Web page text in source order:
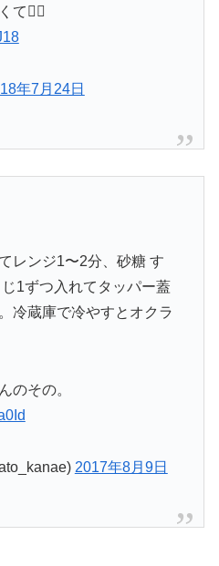
て🙆‍♂️
年7月24日
レンジ1〜2分、砂糖 す
1ずつ入れてタッパー蓋
冷蔵庫で冷やすとオクラ
のその。
2017年8月9日